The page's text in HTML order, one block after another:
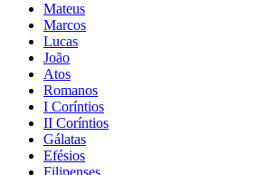
Mateus
Marcos
Lucas
João
Atos
Romanos
I Coríntios
II Coríntios
Gálatas
Efésios